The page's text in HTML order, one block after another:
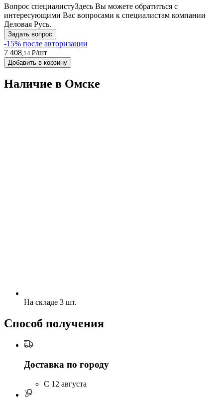
Вопрос специалистуЗдесь Вы можете обратиться с
интересующими Вас вопросами к специалистам компании
Деловая Русь.
Задать вопрос
-15% после авторизации
7 408 ,14 ₽/шт
Добавить в корзину
Наличие в Омскe
На складе 3 шт.
Способ получения
Доставка по городу
C 12 августа